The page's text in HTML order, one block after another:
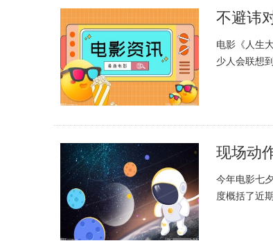
电影《人生
少人会联想
今年电影七
度概括了近